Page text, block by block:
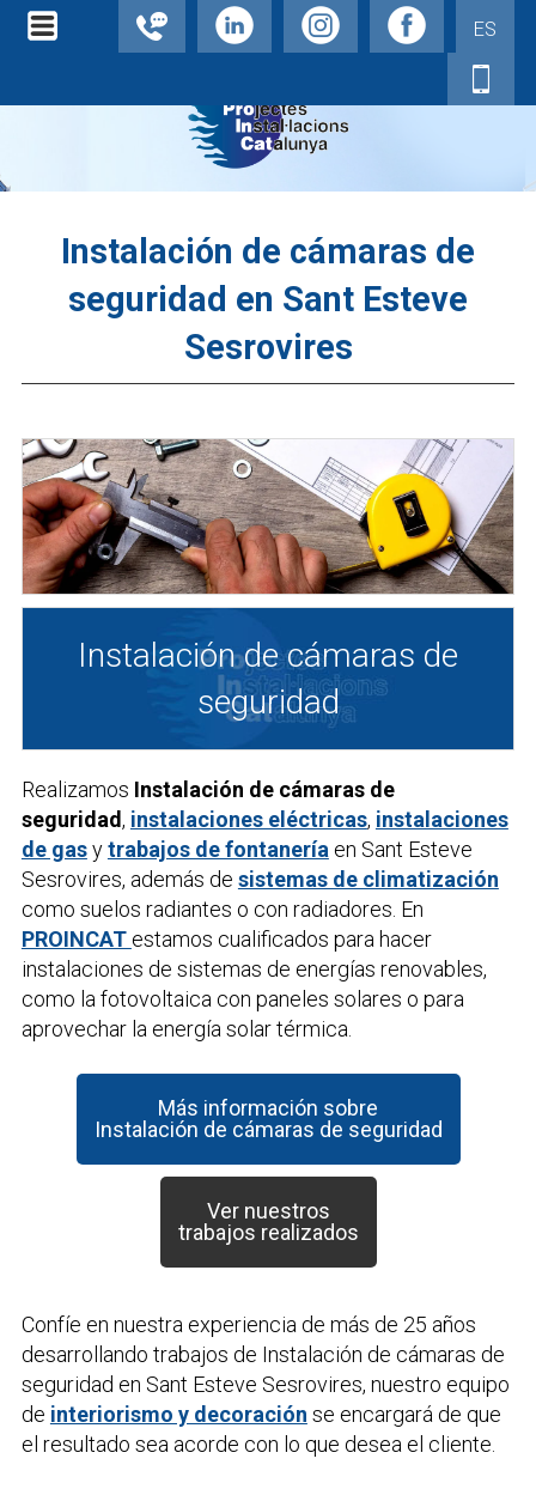
ES
Instalación de cámaras de
seguridad en Sant Esteve
Sesrovires
Instalación de cámaras de
seguridad
Realizamos Instalación de cámaras de
seguridad, instalaciones eléctricas, instalaciones
de gasytrabajos de fontanería en Sant Esteve
Sesrovires, además de sistemas de climatización
como suelos radiantes o con radiadores. En
PROINCAT estamos cualificados para hacer
instalaciones de sistemas de energías renovables,
como la fotovoltaica con paneles solares o para
aprovechar la energía solar térmica.
Más información sobre
Instalación de cámaras de seguridad
Ver nuestros
trabajos realizados
Confíe en nuestra experiencia de más de 25 años
desarrollando trabajos de Instalación de cámaras de
seguridad en Sant Esteve Sesrovires, nuestro equipo
de interiorismo y decoración se encargará de que
el resultado sea acorde con lo que desea el cliente.